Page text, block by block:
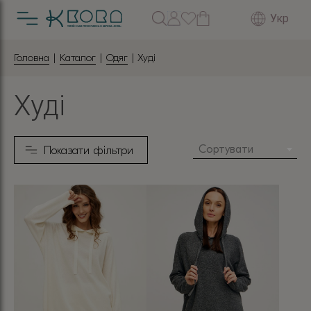
Укр
Головна | Каталог | Одяг | Худі
Худі
Показати фільтри Сортувати